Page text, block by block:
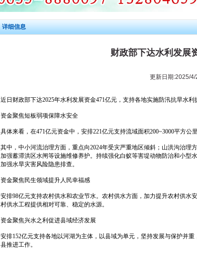
详细信息
财政部下达水利发展
更新日期:2025/4/
近日财政部下达2025年水利发展资金471亿元，支持各地实施防汛抗旱水利
资金聚焦短板弱项保障水安全
具体来看，在471亿元资金中，安排221亿元支持流域面积200~3000平方公
其中，中小河流治理方面，重点向2024年受灾严重地区倾斜；山洪沟治理
加强蓄滞洪区水闸等设施维修养护。持续强化白蚁等害堤动物防治和小型
加强水旱灾害风险隐患排查。
资金聚焦民生领域提升人民幸福感
安排98亿元支持农村供水和农业节水。农村供水方面，加力提升农村供水
村供水工程提供相对可靠、稳定的水源。
资金聚焦兴水之利促进县域经济发展
安排152亿元支持各地以河湖为主体，以县域为单元，坚持发展与保护并
县推进工作。